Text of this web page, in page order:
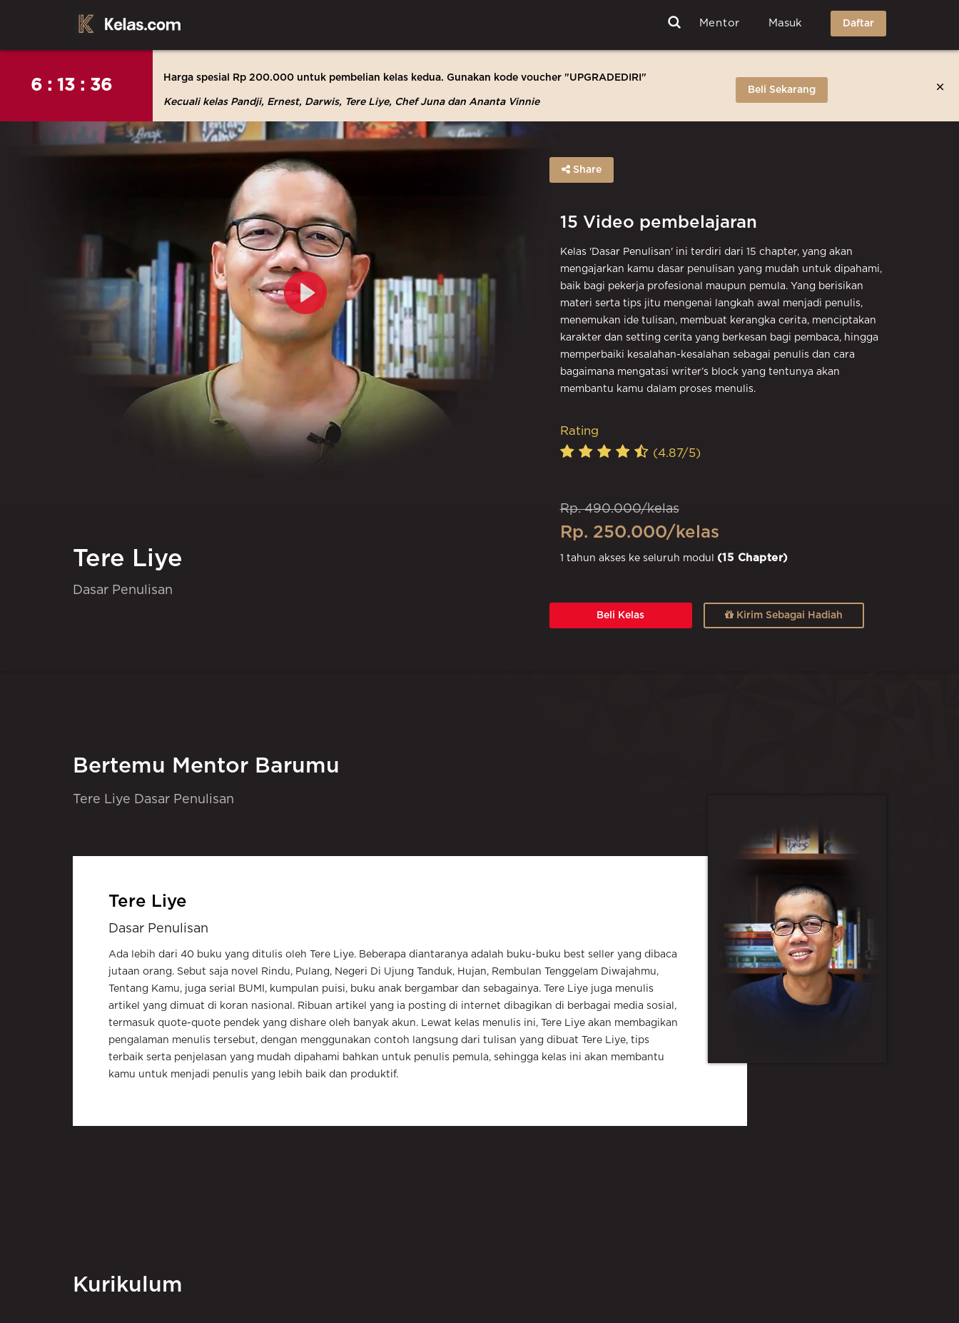
Mentor Masuk Daftar
6 : 13 : 34 Harga spesial Rp 200.000 untuk pembelian kelas kedua. Gunakan kode voucher "UPGRADEDIRI"
Kecuali kelas Pandji, Ernest, Darwis, Tere Liye, Chef Juna dan Ananta Vinnie
Beli Sekarang ×
Tere Liye
Dasar Penulisan
Share
15 Video pembelajaran
Kelas 'Dasar Penulisan' ini terdiri dari 15 chapter, yang akan
mengajarkan kamu dasar penulisan yang mudah untuk dipahami,
baik bagi pekerja profesional maupun pemula. Yang berisikan
materi serta tips jitu mengenai langkah awal menjadi penulis,
menemukan ide tulisan, membuat kerangka cerita, menciptakan
karakter dan setting cerita yang berkesan bagi pembaca, hingga
memperbaiki kesalahan-kesalahan sebagai penulis dan cara
bagaimana mengatasi writer’s block yang tentunya akan
membantu kamu dalam proses menulis.
Rating
(4.87/5)
Rp. 490.000/kelas
Rp. 250.000/kelas
1 tahun akses ke seluruh modul (15 Chapter)
Beli Kelas Kirim Sebagai Hadiah
Bertemu Mentor Barumu
Tere Liye Dasar Penulisan
Tere Liye
Dasar Penulisan
Ada lebih dari 40 buku yang ditulis oleh Tere Liye. Beberapa diantaranya adalah buku-buku best seller yang dibaca
jutaan orang. Sebut saja novel Rindu, Pulang, Negeri Di Ujung Tanduk, Hujan, Rembulan Tenggelam Diwajahmu,
Tentang Kamu, juga serial BUMI, kumpulan puisi, buku anak bergambar dan sebagainya. Tere Liye juga menulis
artikel yang dimuat di koran nasional. Ribuan artikel yang ia posting di internet dibagikan di berbagai media sosial,
termasuk quote-quote pendek yang dishare oleh banyak akun. Lewat kelas menulis ini, Tere Liye akan membagikan
pengalaman menulis tersebut, dengan menggunakan contoh langsung dari tulisan yang dibuat Tere Liye, tips
terbaik serta penjelasan yang mudah dipahami bahkan untuk penulis pemula, sehingga kelas ini akan membantu
kamu untuk menjadi penulis yang lebih baik dan produktif.
Kurikulum